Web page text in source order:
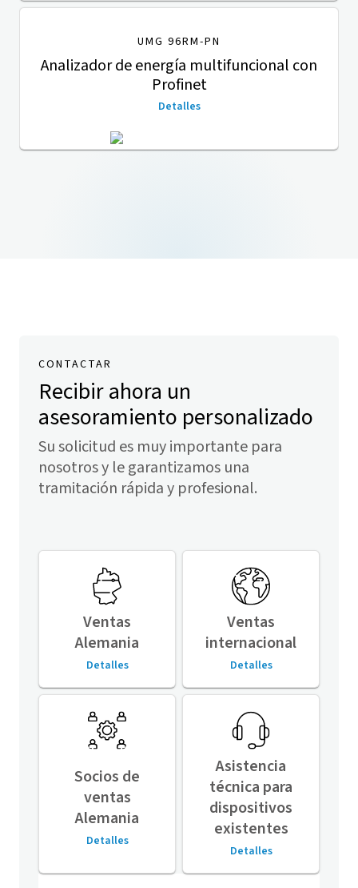
UMG 96RM-PN
Analizador de energía multifuncional con
Profinet
Detalles
CONTACTAR
Recibir ahora un
asesoramiento personalizado
Su solicitud es muy importante para
nosotros y le garantizamos una
tramitación rápida y profesional.
Ventas
Alemania
Detalles
Ventas
internacional
Detalles
Socios de
ventas
Alemania
Detalles
Asistencia
técnica para
dispositivos
existentes
Detalles